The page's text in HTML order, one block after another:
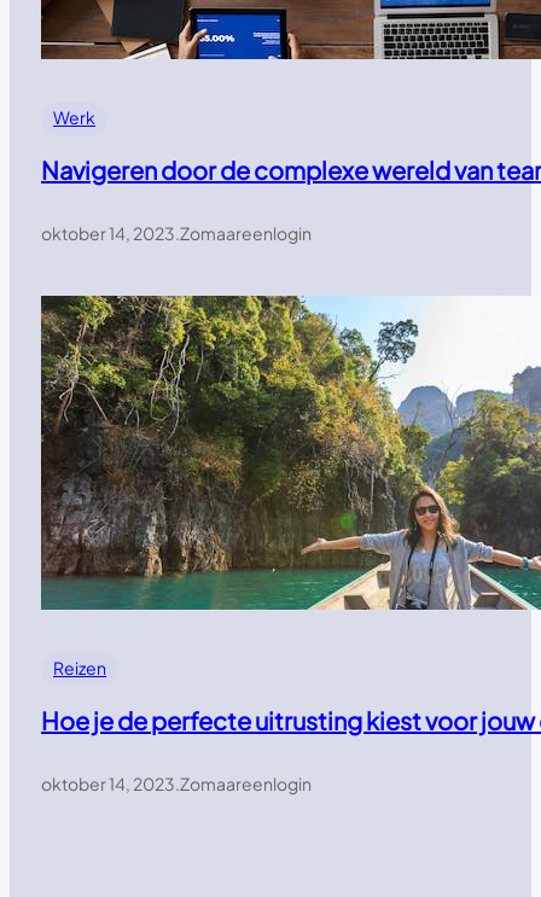
Werk
Navigeren door de complexe wereld van
oktober 14, 2023.Zomaareenlogin
Reizen
Hoe je de perfecte uitrusting kiest voor
oktober 14, 2023.Zomaareenlogin